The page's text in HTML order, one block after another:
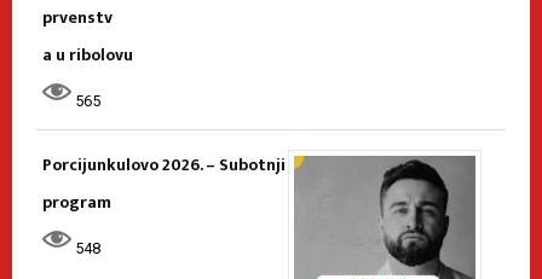
prvenstv
a u ribolovu
565
Porcijunkulovo 2026. – Subotnji
program
548